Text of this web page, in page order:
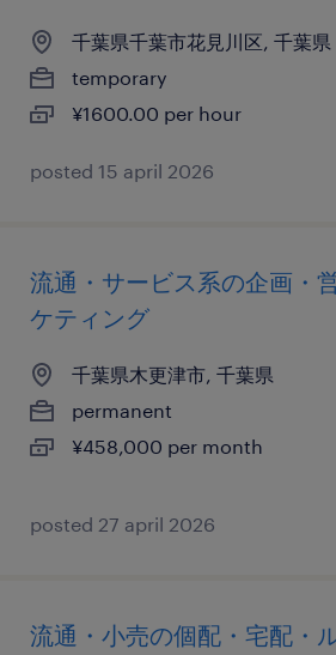
千葉県千葉市花見川区, 千葉県
temporary
¥1600.00 per hour
posted 15 april 2026
流通・サービス系の企画・
ケティング
千葉県木更津市, 千葉県
permanent
¥458,000 per month
posted 27 april 2026
流通・小売の個配・宅配・